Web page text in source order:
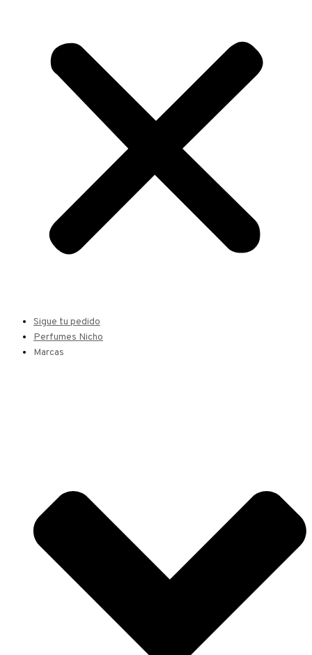
Sigue tu pedido
Perfumes Nicho
Marcas